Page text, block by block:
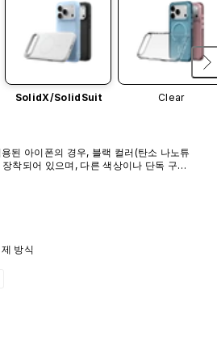
SolidX/SolidSuit Clear
용된 아이폰의 경우, 블랙 컬러(탄소 나노튜
착되어 있으며, 다른 색상이나 단독 구매
방식